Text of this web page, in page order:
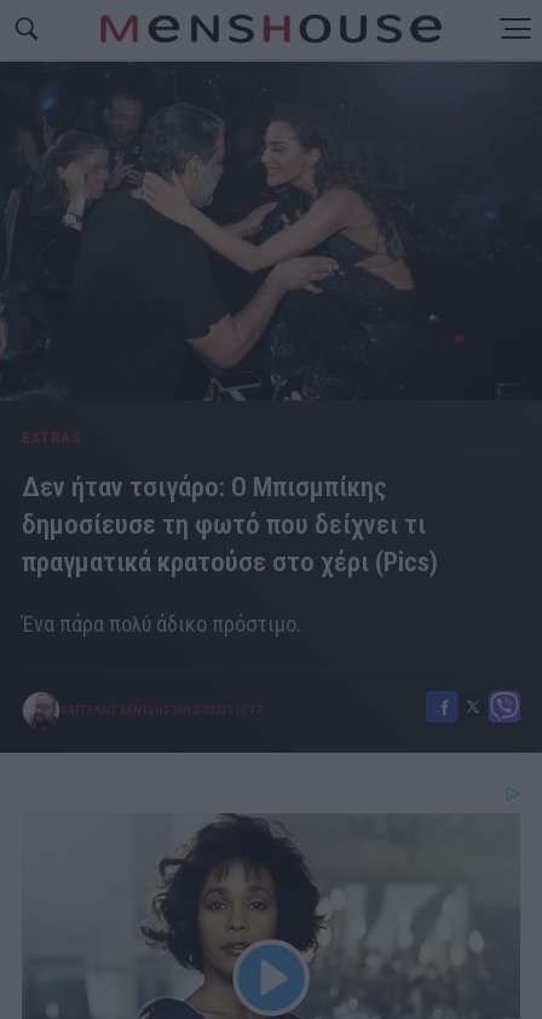
EXTRAS
Δεν ήταν τσιγάρο: Ο Μπισμπίκης
δημοσίευσε τη φωτό που δείχνει τι
πραγματικά κρατούσε στο χέρι (Pics)
Ένα πάρα πολύ άδικο πρόστιμο.
ΒΑΓΓΕΛΗΣ ΧΑΝΤΖΗΣ 29/12/2022 15:17